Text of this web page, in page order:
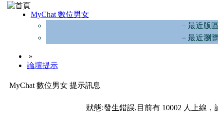
MyChat 數位男女
－最近版
－最近瀏
»
論壇提示
MyChat 數位男女 提示訊息
狀態:發生錯誤,目前有 10002 人上線